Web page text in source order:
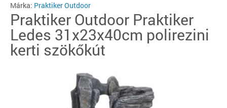
Márka: Praktiker Outdoor
Praktiker Outdoor Praktiker
Ledes 31x23x40cm polirezini
kerti szökőkút